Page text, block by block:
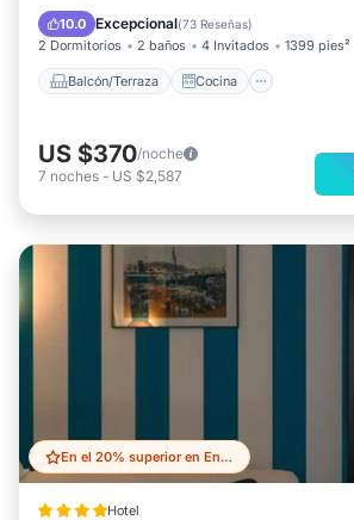
10.0 Excepcional(73 Reseñas)
2 Dormitorios 2 baños 4 Invitados 1399 pies²
Balcón/Terraza Cocina
Aire acondicionado
US $370/noche
7 noches - US $2,587
En el 20% superior en Ensanche Centro
Hotel